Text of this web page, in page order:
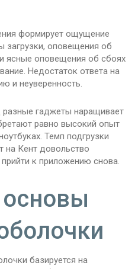
формирует ощущение
загрузки, оповещения об
ясные оповещения об сбоях
Недостаток ответа на
и неуверенность.
гаджеты наращивает
равно высокий опыт
Темп подгрузки
на Кент довольство
к приложению снова.
базируется на